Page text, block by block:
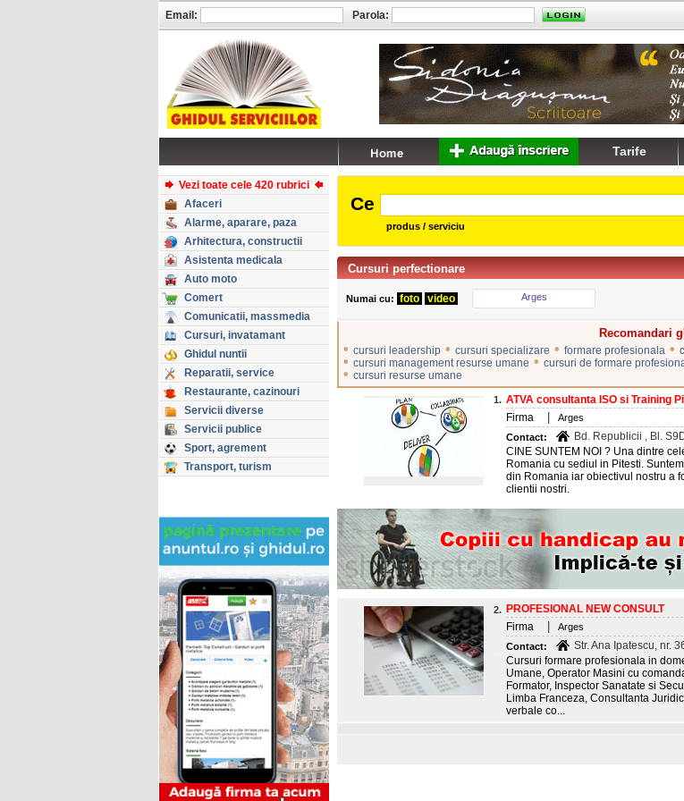
Vezi toate cele 420 rubrici
Afaceri
Alarme, aparare, paza
Arhitectura, constructii
Asistenta medicala
Auto moto
Comert
Comunicatii, massmedia
Cursuri, invatamant
Ghidul nuntii
Reparatii, service
Restaurante, cazinouri
Servicii diverse
Servicii publice
Sport, agrement
Transport, turism
Ce
produs / serviciu
Cursuri perfectionare
Numai cu: foto video Arges
Recomandari
• cursuri leadership • cursuri specializare • formare profesionala •
• cursuri management resurse umane • cursuri de formare
• cursuri resurse umane
1. ATVA consultanta ISO si Training
Firma
Arges
Contact:
Bd. Republicii , Bl.
CINE SUNTEM NOI ? Una dintre
Romania cu sediul in Pitesti.
din Romania iar obiectivul nostru a
clientii nostri.
2. PROFESIONAL NEW CONSULT
Firma
Arges
Contact:
Str. Ana Ipatescu, nr.
Cursuri formare profesionala in
Umane, Operator Masini cu
Formator, Inspector Sanatate si
Limba Franceza, Consultanta
verbale co...
Email: Parola:
Tarife